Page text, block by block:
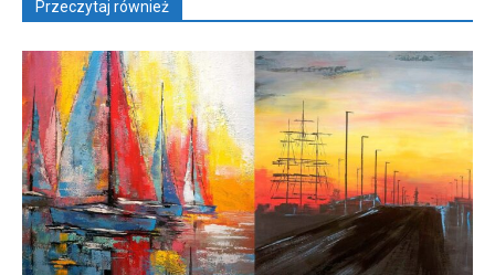
Przeczytaj również